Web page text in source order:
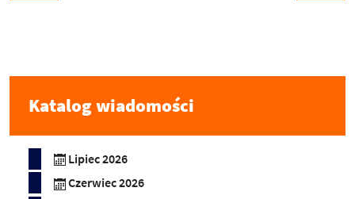
Katalog wiadomości
Lipiec 2026
Czerwiec 2026